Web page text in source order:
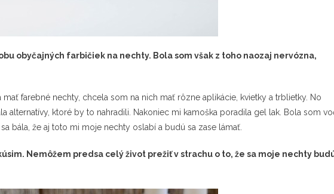
obyčajných farbičiek na nechty. Bola som však z toho naozaj nervózna,
farebné nechty, chcela som na nich mať rôzne aplikácie, kvietky a trblietky. No
alternatívy, ktoré by to nahradili. Nakoniec mi kamoška poradila gel lak . Bola som
bála, že aj toto mi moje nechty oslabí a budú sa zase lámať.
Nemôžem predsa celý život prežiť v strachu o to, že sa moje nechty